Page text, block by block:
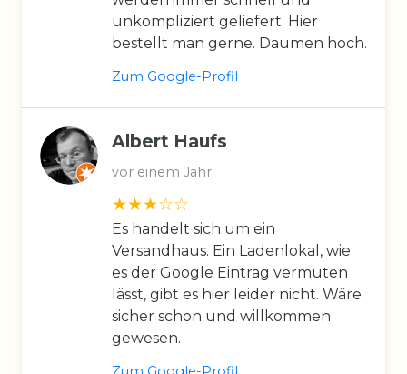
unkompliziert geliefert. Hier
bestellt man gerne. Daumen hoch.
Zum Google-Profil
Albert Haufs
vor einem Jahr
Es handelt sich um ein
Versandhaus. Ein Ladenlokal, wie
es der Google Eintrag vermuten
lässt, gibt es hier leider nicht. Wäre
sicher schon und willkommen
gewesen.